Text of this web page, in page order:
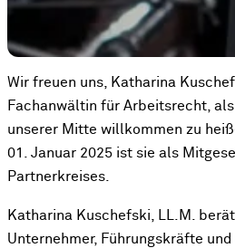
Wir freuen uns, Katharina
Fachanwältin für Arbeitsrecht,
unserer Mitte willkommen zu
01. Januar 2025 ist sie als
Partnerkreises.
Katharina Kuschefski, LL.M.
Unternehmer, Führungskräfte